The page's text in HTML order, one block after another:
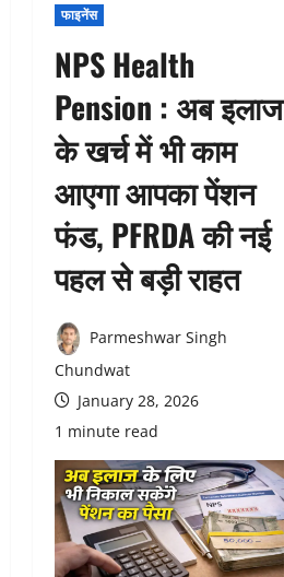
फाइनेंस
NPS Health
Pension : अब इलाज
के खर्च में भी काम
आएगा आपका पेंशन
फंड, PFRDA की नई
पहल से बड़ी राहत
Parmeshwar Singh
Chundwat
January 28, 2026
1 minute read